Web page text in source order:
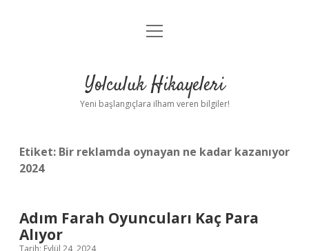
Anasayfa
Yasal Uyarı
menüyü
Yolculuk Hikayeleri
Yeni başlangıçlara ilham veren bilgiler!
Etiket: Bir reklamda oynayan ne kadar kazanıyor
2024
Adım Farah Oyuncuları Kaç Para
Alıyor
Tarih: Eylül 24, 2024